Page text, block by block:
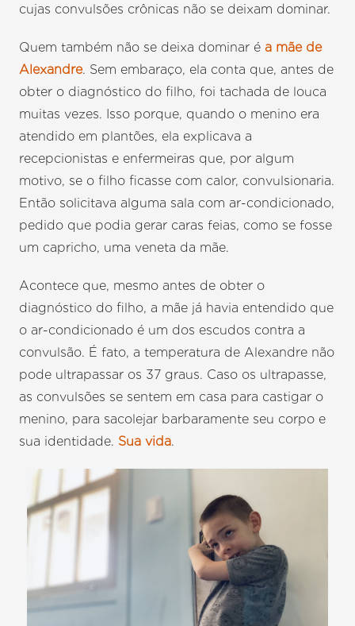
cujas convulsões crônicas não se deixam dominar.
Quem também não se deixa dominar éa mãe de
Alexandre. Sem embaraço, ela conta que, antes de
obter o diagnóstico do filho, foi tachada de louca
muitas vezes. Isso porque, quando o menino era
atendido em plantões, ela explicava a
recepcionistas e enfermeiras que, por algum
motivo, se o filho ficasse com calor, convulsionaria.
Então solicitava alguma sala com ar-condicionado,
pedido que podia gerar caras feias, como se fosse
um capricho, uma veneta da mãe.
Acontece que, mesmo antes de obter o
diagnóstico do filho, a mãe já havia entendido que
o ar-condicionado é um dos escudos contra a
convulsão. É fato, a temperatura de Alexandre não
pode ultrapassar os 37 graus. Caso os ultrapasse,
as convulsões se sentem em casa para castigar o
menino, para sacolejar barbaramente seu corpo e
sua identidade. Sua vida.